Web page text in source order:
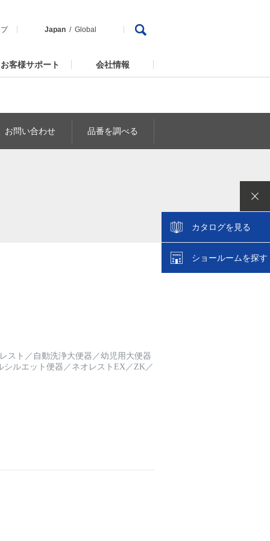
Japan Global
お客様サポート 会社情報
お問い合わせ 品番を調べる
カタログを見る
ショールームを探す
スト ／ 自動洗浄大便器 ／幼児用大便器
シルエット便器 ／ ネオレストEX／ZK／